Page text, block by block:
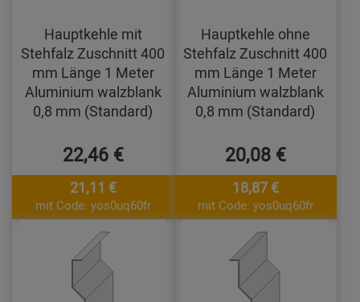
Hauptkehle mit
Stehfalz Zuschnitt 400
mm Länge 1 Meter
Aluminium walzblank
0,8 mm (Standard)
22,46 €
21,11 €
mit Code: yos0uq60fr
Hauptkehle ohne
Stehfalz Zuschnitt 400
mm Länge 1 Meter
Aluminium walzblank
0,8 mm (Standard)
20,08 €
18,87 €
mit Code: yos0uq60fr